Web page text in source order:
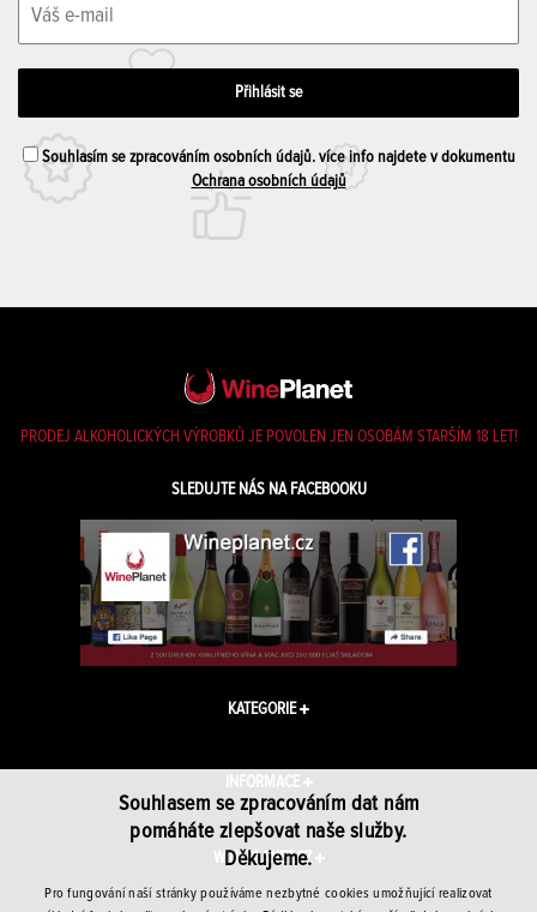
Souhlasím se zpracováním osobních údajů. více info najdete v dokumentu
Ochrana osobních údajů
PRODEJ ALKOHOLICKÝCH VÝROBKŮ JE POVOLEN JEN OSOBÁM STARŠÍM 18 LET!
SLEDUJTE NÁS NA FACEBOOKU
KATEGORIE
INFORMACE
WINEPLANET.CZ
Souhlasem se zpracováním dat nám
pomáháte zlepšovat naše služby.
Děkujeme.
Pro fungování naší stránky používáme nezbytné cookies umožňující realizovat